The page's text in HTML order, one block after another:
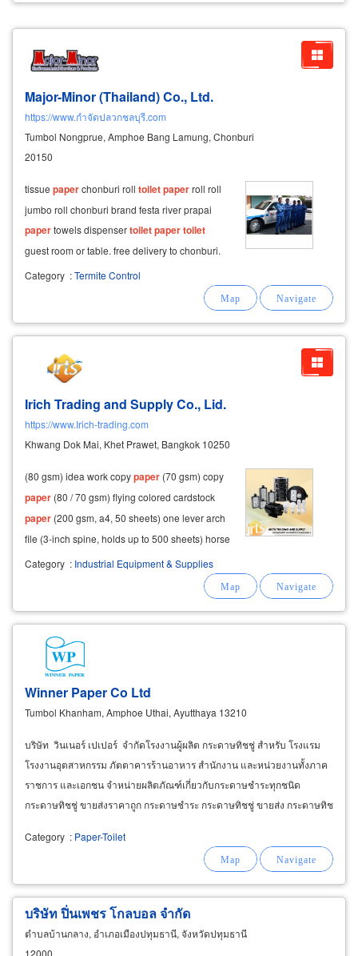
อัพ
Major-Minor (Thailand) Co., Ltd.
https://www.กำจัดปลวกชลบุรี.com
Tumbol Nongprue, Amphoe Bang Lamung, Chonburi
20150
tissue paperchonburi roll toiletpaperroll roll
jumbo roll chonburi brand festa river prapai
papertowels dispensertoiletpapertoilet
guest room or table. free delivery to chonburi.
Category :Termite Control
Irich Trading and Supply Co., Lid.
https://www.Irich-trading.com
Khwang Dok Mai, Khet Prawet, Bangkok 10250
(80 gsm) idea work copypaper (70 gsm) copy
paper (80 / 70 gsm) flying colored cardstock
paper (200 gsm, a4, 50 sheets) one lever arch
file (3-inch spine, holds up to 500 sheets) horse
500 clear tape (1-inch core) horse clear tape
Category : Industrial Equipment & Supplies
Winner Paper Co Ltd
Tumbol Khanham, Amphoe Uthai, Ayutthaya 13210
บริษัท วินเนอร์ เปเปอร์ จำกัด​ โรงงานผู้ผลิต กระดาษทิชชู่ สำหรับ โรงแรม
โรงงานอุตสาหกรรม ภัตตาคารร้านอาหาร สำนักงาน และหน่วยงานทั้งภาค
ราชการ และเอกชน จำหน่ายผลิตภัณฑ์เกี่ยวกับกระดาษชำระทุกชนิด
กระดาษทิชชู่ ขายส่งราคาถูก กระดาษชำระ กระดาษทิชชู่ ขายส่ง กระดาษทิช
Category : Paper-Toilet
บริษัท ปิ่นเพชร โกลบอล จำกัด
ตำบลบ้านกลาง, อำเภอเมืองปทุมธานี, จังหวัดปทุมธานี
12000